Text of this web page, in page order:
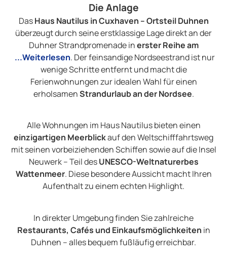
Die Anlage
DasHaus Nautilus inCuxhaven – Ortsteil Duhnen
überzeugt durch seine erstklassige Lage direkt an der
Duhner Strandpromenade inerster Reihe am
...Weiterlesen. Der feinsandige Nordseestrand ist nur
wenige Schritte entfernt und macht die
Ferienwohnungen zur idealen Wahl für einen
erholsamenStrandurlaub an der Nordsee.
Alle Wohnungen im Haus Nautilus bieten einen
einzigartigen Meerblickauf den Weltschifffahrtsweg
mit seinen vorbeiziehenden Schiffen sowie auf die Insel
Neuwerk– Teil desUNESCO-Weltnaturerbes
Wattenmeer. Diese besondere Aussicht macht Ihren
Aufenthalt zu einem echten Highlight.
In direkter Umgebung finden Sie zahlreiche
Restaurants, Cafés und Einkaufsmöglichkeiten in
Duhnen – alles bequem fußläufig erreichbar.